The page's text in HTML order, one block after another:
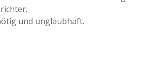
und unglaubhaft.